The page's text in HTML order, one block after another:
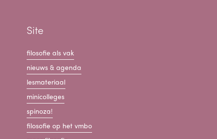
Site
filosofie als vak
nieuws & agenda
lesmateriaal
minicolleges
spinoza!
filosofie op het vmbo